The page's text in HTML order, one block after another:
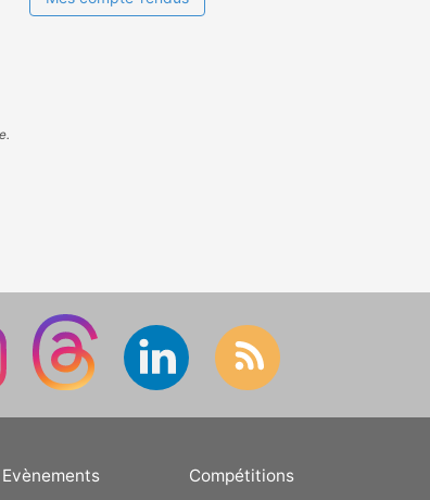
Evènements Compétitions